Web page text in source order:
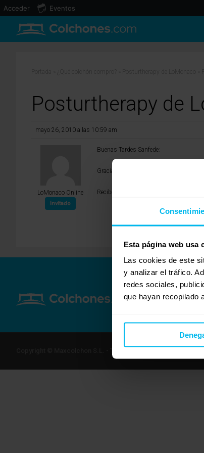
Esta página web usa
Las cookies de este
y analizar el tráfico.
redes sociales,
que hayan recopilado
Posturtherapy de
mayo 26, 2010 a las 10:59 am
LoMonaco Online
Invitado
Buenas Tardes Sanfede:
Gracias por confiar en Grupo Lo
Recibe un cordial saludo de Paula de
Acceder Eventos